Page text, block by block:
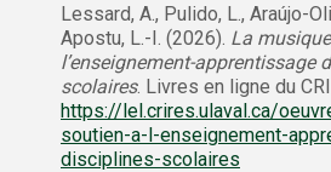
Lessard, A., Pulido, L., Araújo-
Apostu, L.-I. (2026). La
l’enseignement-apprentissage
scolaires. Livres en ligne du
https://lel.crires.ulaval.ca/
soutien-a-l-enseignement-
disciplines-scolaires